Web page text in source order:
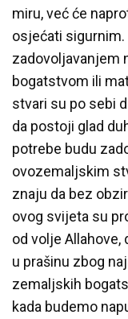
miru, već će
osjećati sigurnim.
zadovoljavanjem
bogatstvom ili
stvari su po sebi
da postoji glad
potrebe budu
ovozemaljskim
znaju da bez
ovog svijeta su
od volje Allahove,
u prašinu zbog
zemaljskih
kada budemo